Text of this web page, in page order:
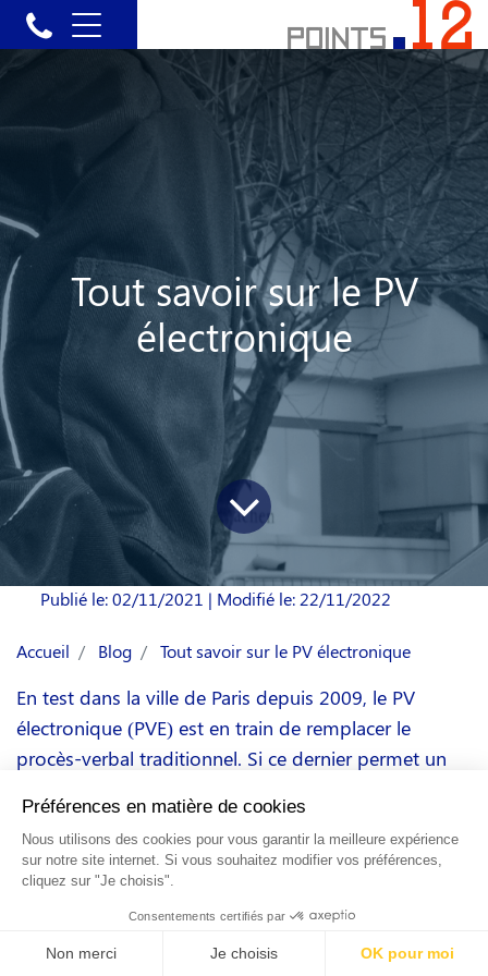
Tout savoir sur le PV
électronique
Publié le: 02/11/2021 | Modifié le: 22/11/2022
Accueil Blog Tout savoir sur le PV électronique
En test dans la ville de Paris depuis 2009, le PV
électronique (PVE) est en train de remplacer le
procès-verbal traditionnel. Si ce dernier permet un
cette verbalisation peut parfois poser problème,
notamment quand une personne sanctionnée
souhaite contester l’avis de contravention reçu par